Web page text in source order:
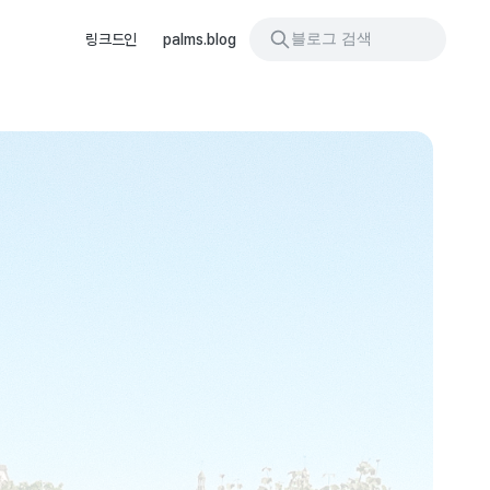
링크드인 palms.blog 블로그 검색